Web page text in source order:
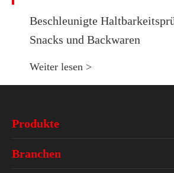
Beschleunigte
Snacks und Backwaren
Weiter lesen >
Produkte
Branchen